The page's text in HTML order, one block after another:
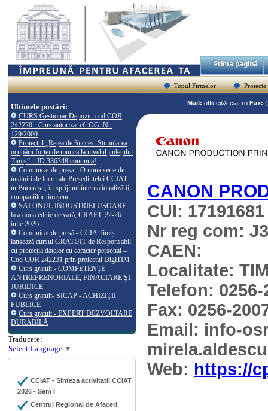
Prima pagină
Topul Firmelor Proiecte
Ultimele postări:
CURS Gestionar Depozit -cod COR
242220 - Curs autorizat cf. OG. Nr.
129/2000
Proiectul „Rețea de Succes: Stimularea
ocupării forței de muncă la nivelul județului
Timiș” – ID 336348 continuă!
Comunicat de presa - O nouă serie de
întâlniri de lucru ale Președintelui CCIAT
în București, în sprijinul internaționalizării
companiilor timișene
SALONUL INDUSTRIEI UȘOARE,
la a doua ediție de vară, CRAFT, 22-26
iulie 2026
Comunicat de presă - CCIA Timiș
lansează cursul GRATUIT de Responsabil
cu protecția datelor cu caracter personal –
Cod COR 242231 prin proiectul DigiTIM
Curs gratuit - COMPETENŢE
ANTREPRENORIALE, FINACIARE ŞI
JURIDICE
Curs gratuit- SICAP - ACHIZIŢII
PUBLICE
Curs gratuit - EXPERT DEZVOLTARE
DURABILĂ
Traducere:
Select Language ▼
CCIAT - Sinteza activitatii CCIAT
2026 - Sem I
Centrul Regional de Afaceri
Mail: office@cciat.ro Fax:
CANON
CUI: 17191681
Nr reg com:
CAEN:
Localitate:
Telefon: 0256-
Fax: 0256-
Email: info-
Web: https://